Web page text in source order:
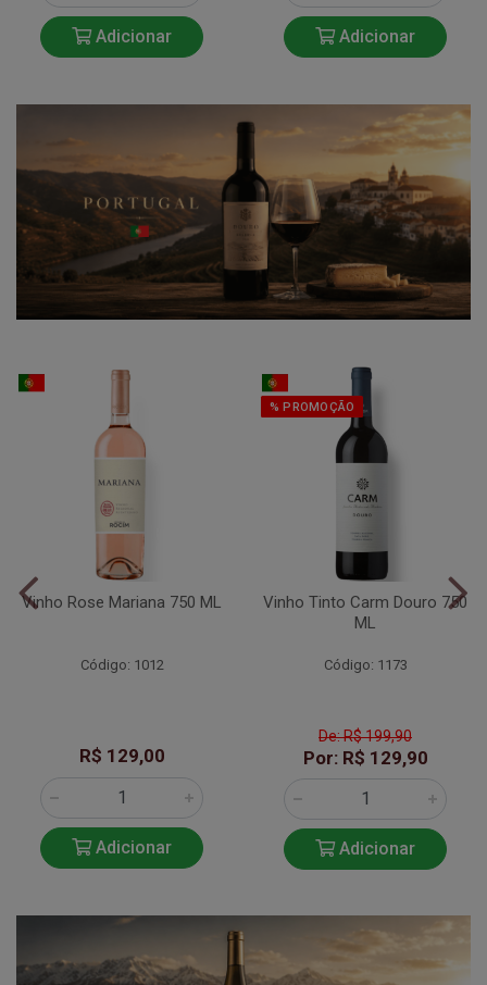
Adicionar Adicionar
Vinho Rose Mariana 750 ML
Código: 1012
R$ 129,00
Adicionar
% PROMOÇÃO
Vinho Tinto Carm Douro 750
ML
Código: 1173
De: R$ 199,90
Por: R$ 129,90
Adicionar